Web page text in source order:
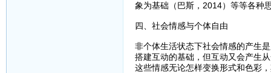
象为基础（巴斯，2014）等等各种
四、社会情感与个体自由
非个体生活状态下社会情感的产生
搭建互动的基础，但互动又会产生
这些情感无论怎样变换形式和色彩